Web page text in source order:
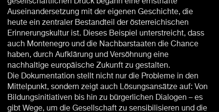
Auseinandersetzung mit der eigenen Geschichte, die
heute ein zentraler Bestandteil der österreichischen
Erinnerungskultur ist. Dieses Beispiel unterstreicht, dass
auch Montenegro und die Nachbarstaaten die Chance
haben, durch Aufklärung und Versöhnung eine
nachhaltige europäische Zukunft zu gestalten.
Die Dokumentation stellt nicht nur die Probleme in den
Mittelpunkt, sondern zeigt auch Lösungsansätze auf: Von
Bildungsinitiativen bis hin zu bürgerlichen Dialogen – es
gibt Wege, um die Gesellschaft zu sensibilisieren und die